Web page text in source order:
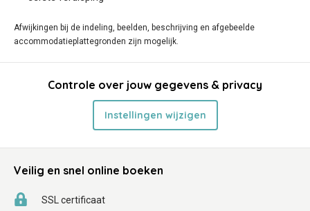
Afwijkingen bij de indeling, beelden, beschrijving en afgebeelde
accommodatieplattegronden zijn mogelijk.
Controle over jouw gegevens & privacy
Instellingen wijzigen
Veilig en snel online boeken
SSL certificaat